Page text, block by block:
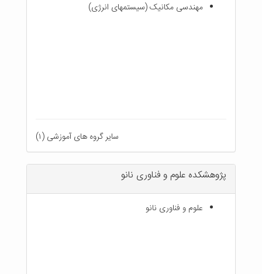
مهندسی مکانیک (سیستمهای انرژی)
سایر گروه های آموزشی (۱)
پژوهشکده علوم و فناوری نانو
علوم و فناوری نانو